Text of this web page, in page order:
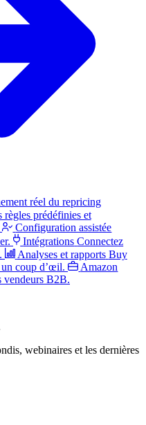
réel du repricing
règles prédéfinies et
Configuration assistée
Intégrations Connectez
Analyses et rapports Buy
coup d’œil.
Amazon
vendeurs B2B.
webinaires et les dernières